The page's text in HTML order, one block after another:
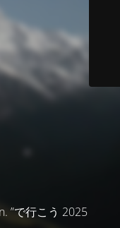
”で行こう 2025